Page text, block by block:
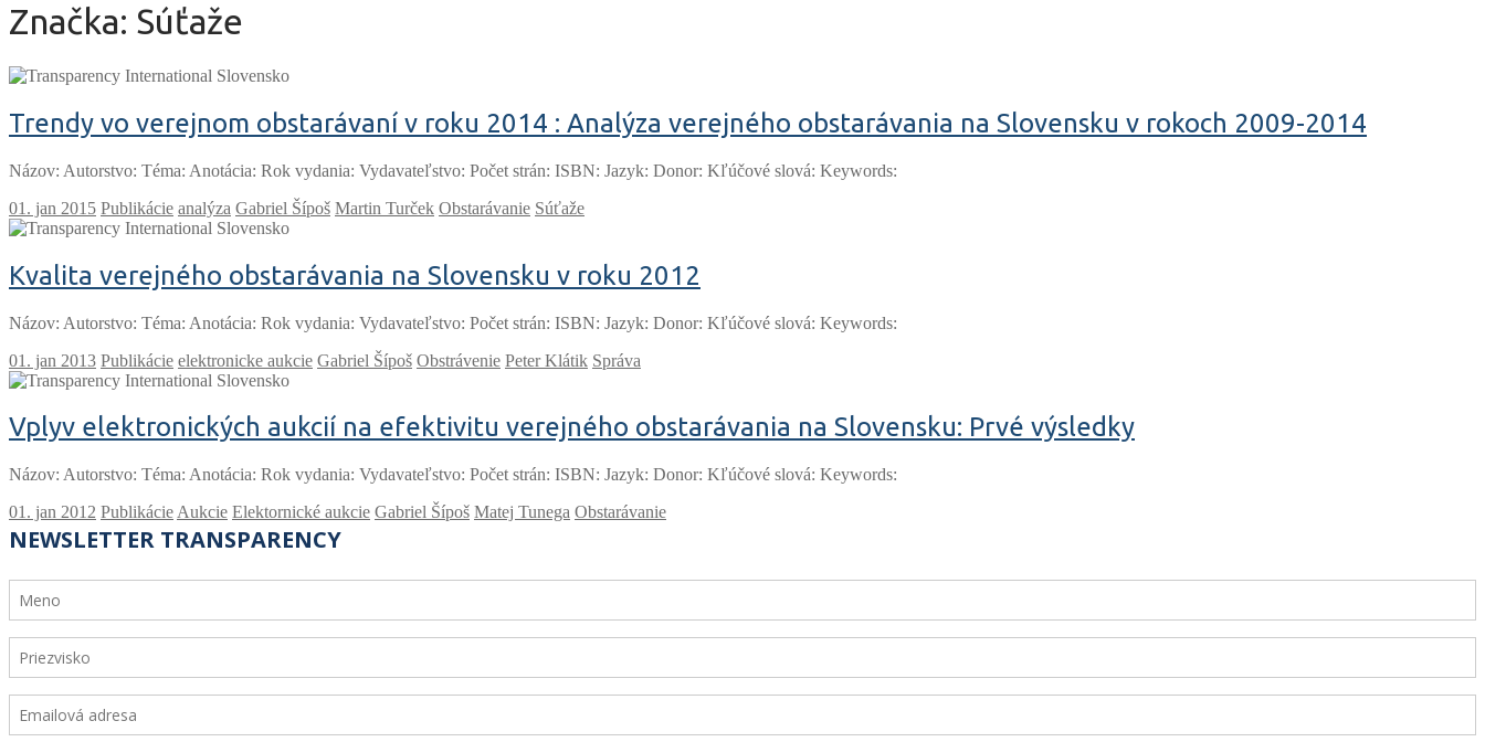
Značka: Súťaže
Trendy vo verejnom obstarávaní v roku 2014 : Analýza verejného obstarávania na Slovensku v rokoch 2009-2014
Názov: Autorstvo: Téma: Anotácia: Rok vydania: Vydavateľstvo: Počet strán: ISBN: Jazyk: Donor: Kľúčové slová: Keywords:
Publikácie analýza Gabriel Šípoš Martin Turček Obstarávanie Súťaže
Kvalita verejného obstarávania na Slovensku v roku 2012
Názov: Autorstvo: Téma: Anotácia: Rok vydania: Vydavateľstvo: Počet strán: ISBN: Jazyk: Donor: Kľúčové slová: Keywords:
Publikácie elektronicke aukcie Gabriel Šípoš Obstrávenie Peter Klátik Správa
Vplyv elektronických aukcií na efektivitu verejného obstarávania na Slovensku: Prvé výsledky
Názov: Autorstvo: Téma: Anotácia: Rok vydania: Vydavateľstvo: Počet strán: ISBN: Jazyk: Donor: Kľúčové slová: Keywords:
Publikácie Aukcie Elektornické aukcie Gabriel Šípoš Matej Tunega Obstarávanie